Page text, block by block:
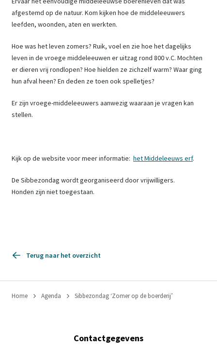
afgestemd op de natuur. Kom kijken hoe de middeleeuwers
leefden, woonden, aten en werkten.
Hoe was het leven zomers? Ruik, voel en zie hoe het dagelijks
leven in de vroege middeleeuwen er uitzag rond 800 v.C. Mochten
er dieren vrij rondlopen? Hoe hielden ze zichzelf warm? Waar ging
hun afval heen? En deden ze toen ook spelletjes?
Er zijn vroege-middeleeuwers aanwezig waaraan je vragen kan
stellen.
Kijk op de website voor meer informatie: het Middeleeuws erf.
De Sibbezondag wordt georganiseerd door vrijwilligers.
Honden zijn niet toegestaan.
Terug naar het overzicht
Home Agenda Sibbezondag ‘Zomer op de boerderij’
Contactgegevens